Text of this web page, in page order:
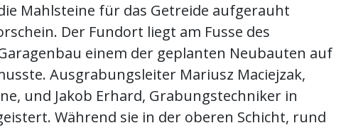
Mahlsteine für das Getreide aufgerauht
Der Fundort liegt am Fusse des
einem der geplanten Neubauten auf
Ausgrabungsleiter Mariusz Maciejzak,
und Jakob Erhard, Grabungstechniker in
Während sie in der oberen Schicht, rund